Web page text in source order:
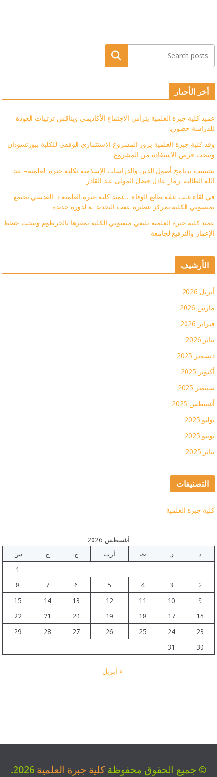
البحث
أخر الأخبار
عميد كلية جبرة العلمية يترأس الاجتماع الأكاديمي ويناقش ترتيبات العودة
للدراسة حضوريا
وفد كلية جبرة العلمية يزور المشروع الاستثماري الوقفي للكلية ببورتسودان
ويبحث فرص الاستفادة من المشروع
يحتسب برنامج أصول الدين والدراسات الإسلامية بكلية جبرة العلمية– عند
الله الطالبة: رماز عادل فضل المولى عبد القادر
في لقاء غلب عليه طابع الوفاء .. عميد كلية جبرة العلميه د. العدسي يجتمع
بمنسوبي الكلية بمركز عطبرة عقب التجديد له لدورة جديدة
عميد كلية جبرة العلمية يلتقي منسوبي الكلية بمقرها بالخرطوم ويبحث خطط
الإعمار والترفيع لجامعة
الأرشيف
أبريل 2026
مارس 2026
فبراير 2026
يناير 2026
ديسمبر 2025
أكتوبر 2025
سبتمبر 2025
أغسطس 2025
يوليو 2025
يونيو 2025
يناير 2025
التصنيفات
كلية جبرة العلمية
أغسطس 2026
د
ن ث أرب خ ج
س
1
2
3
4
5
6
7
8
9
10
11
12
13
14
15
16
17
18
19
20
21
22
23
24
25
26
27
28
29
30
31
« أبريل
© جميع الحقوق محفوظة كلية جبرة العلمية 2026.